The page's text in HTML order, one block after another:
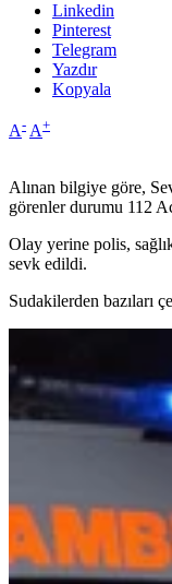
Linkedin
Pinterest
Telegram
Yazdır
Kopyala
A- A+
Alınan bilgiye göre,
görenler durumu 112
Olay yerine polis,
sevk edildi.
Sudakilerden bazıları